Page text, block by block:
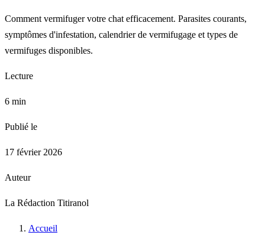
Comment vermifuger votre chat efficacement. Parasites courants,
symptômes d'infestation, calendrier de vermifugage et types de
vermifuges disponibles.
Lecture
6 min
Publié le
17 février 2026
Auteur
La Rédaction Titiranol
Accueil